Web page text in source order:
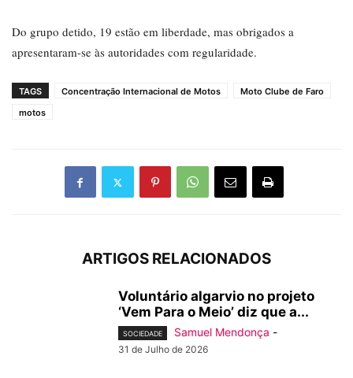
Do grupo detido, 19 estão em liberdade, mas obrigados a
apresentaram-se às autoridades com regularidade.
TAGS Concentração Internacional de Motos
Moto Clube de Faro
motos
ARTIGOS RELACIONADOS
Voluntário algarvio no projeto
‘Vem Para o Meio’ diz que a...
SOCIEDADE Samuel Mendonça -
31 de Julho de 2026